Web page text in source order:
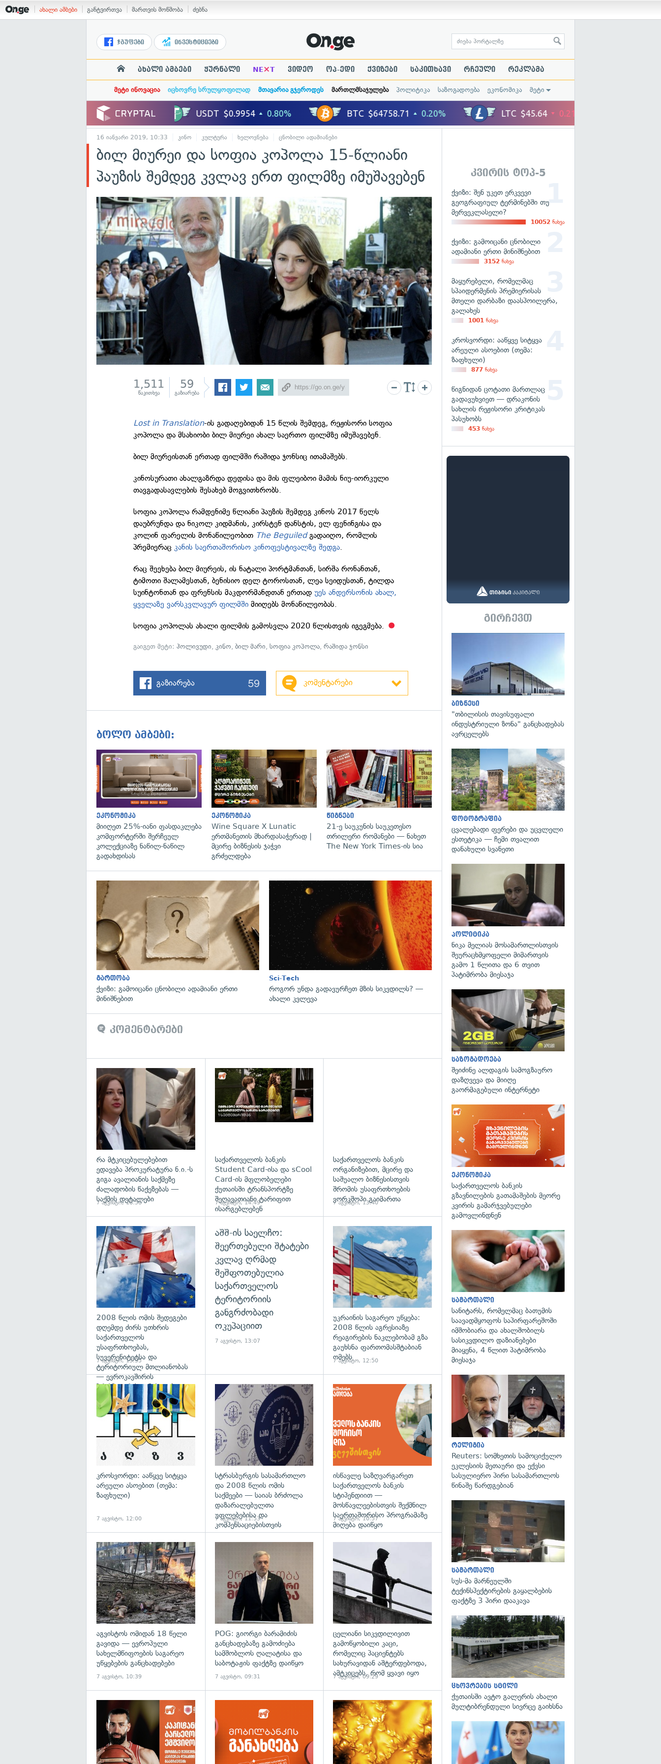
ახალი ამბები განტვირთვა მართვის მოწმობა ძებნა
ჯგუფები ინვესტიციები
ახალი ამბები ჟურნალი NE×T ვიდეო ოპ-ედი ქვიზები საკითხავი რჩეული რეკლამა
მეტი ინოვაცია იცხოვრე სრულყოფილად მთავარია გჯეროდეს მართლმსაჯულება პოლიტიკა საზოგადოება ეკონომიკა მეტი
16 იანვარი 2019, 10:33 კინო კულტურა ხელოვნება ცნობილი ადამიანები
ბილ მიურეი და სოფია კოპოლა 15-წლიანი
პაუზის შემდეგ კვლავ ერთ ფილმზე იმუშავებენ
1,511
წაკითხვა
59
გაზიარება
Lost in Translation-ის გადაღებიდან 15 წლის შემდეგ, რეჟისორი სოფია
კოპოლა და მსახიობი ბილ მიურეი ახალ საერთო ფილმზე იმუშავებენ.
ბილ მიურეისთან ერთად ფილმში რაშიდა ჯონსიც ითამაშებს.
კინოსურათი ახალგაზრდა დედისა და მის ფლეიბოი მამის ნიუ-იორკული
თავგადასავლების შესახებ მოგვითხრობს.
სოფია კოპოლა რამდენიმე წლიანი პაუზის შემდეგ კინოს 2017 წელს
დაუბრუნდა და ნიკოლ კიდმანის, კირსტენ დანსტის, ელ ფენინგისა და
კოლინ ფარელის მონაწილეობით The Beguiledგადაიღო, რომლის
პრემიერაცკანის საერთაშორისო კინოფესტივალზე შედგა.
რაც შეეხება ბილ მიურეის, ის ნატალი პორტმანთან, სირშა რონანთან,
ტიმოთი შალამესთან, ბენისიო დელ ტოროსთან, ლეა სეიდუსთან, ტილდა
სუინტონთან და ფრენსის მაკდორმანდთან ერთადუეს ანდერსონის ახალ,
ყველაზე ვარსკვლავურ ფილმში მიიღებს მონაწილეობას.
სოფია კოპოლას ახალი ფილმის გამოსვლა 2020 წლისთვის იგეგმება.
გაიგეთ მეტი:ჰოლივუდი,კინო,ბილ მარი,სოფია კოპოლა,რაშიდა ჯონსი
გაზიარება 59 კომენტარები
ბოლო ამბები:
ეკონომიკა
მიიღეთ 25%-იანი ფასდაკლება
კომფორტერში შერჩეულ
კოლექციაზე ნაწილ-ნაწილ
გადახდისას
ეკონომიკა
Wine Square X Lunatic
ერთმანეთის მხარდასაჭერად |
მცირე ბიზნესის ჯაჭვი
გრძელდება
გადახედვა
წიგნები
21-ე საუკუნის საუკეთესო
თრილერი რომანები — ნახეთ
The New York Times-ის სია
გართობა
ქვიზი: გამოიცანი ცნობილი ადამიანი ერთი
მინიშნებით
Sci-Tech
როგორ უნდა გადავურჩეთ მზის სიკვდილს? —
ახალი კვლევა
კომენტარები
გადახედვა
რა მტკიცებულებებით
ედავება პროკურატურა ნ.ი.-ს
გიგა ავალიანის საქმეზე
ძალადობის წაქეზებას —
საქმის დეტალები
7 აგვისტო, 16:50
საქართველოს ბანკის
Student Card-ისა და sCool
Card-ის მფლობელები
ქუთაისში ტრანსპორტზე
შეღავათიანი ტარიფით
ისარგებლებენ
7 აგვისტო, 14:49
საქართველოს ბანკის
ორგანიზებით, მცირე და
საშუალო ბიზნესისთვის
შრომის უსაფრთხოების
ვორკშოპი გაიმართა
7 აგვისტო, 13:40
გადახედვა
2008 წლის ომის შედეგები
დღემდე ძირს უთხრის
საქართველოს
უსაფრთხოებას,
სუვერენიტეტსა და
ტერიტორიულ მთლიანობას
— ევროკავშირის
პრესპიკერის განცხადება
7 აგვისტო, 13:35
აშშ-ის საელჩო:
შეერთებული შტატები
კვლავ ღრმად
შეშფოთებულია
საქართველოს
ტერიტორიის
განგრძობადი
ოკუპაციით
7 აგვისტო, 13:07
გადახედვა
უკრაინის საგარეო უწყება:
2008 წლის აგრესიაზე
რეაგირების ნაკლებობამ გზა
გაუხსნა ფართომასშტაბიან
ომებს
7 აგვისტო, 12:50
გადახედვა
კროსვორდი: ააწყვე სიტყვა
არეული ასოებით (თემა:
ზაფხული)
7 აგვისტო, 12:00
გადახედვა
სტრასბურგის სასამართლო
და 2008 წლის ომის
საქმეები — საიას ბრძოლა
დაზარალებულთა
უფლებებისა და
კომპენსაციებისთვის
7 აგვისტო, 11:53
ისწავლე საზღვარგარეთ
საქართველოს ბანკის
სტიპენდიით —
მოსწავლეებისთვის შექმნილ
საერთაშორისო პროგრამაზე
მიღება დაიწყო
7 აგვისტო, 10:57
აგვისტოს ომიდან 18 წელი
გავიდა — ევროპული
სახელმწიფოების საგარეო
უწყებების განცხადებები
7 აგვისტო, 10:39
POG: გიორგი ბარამიძის
განცხადებაზე გამოძიება
სამშობლოს ღალატისა და
საბოტაჟის ფაქტზე დაიწყო
7 აგვისტო, 09:31
გადახედვა
ცელიანი სიკვდილივით
გამოწყობილი კაცი,
რომელიც პაციენტებს
სახურავიდან აშტერდებოდა,
ამტკიცებს, რომ ყვავი იყო
7 აგვისტო, 09:29
გადახედვა
კვირის ტოპ-5
ქვიზი: შენ უკეთ ერკვევი
გეოგრაფიულ ტერმინებში თუ
მერვეკლასელი?
10052 ნახვა
ქვიზი: გამოიცანი ცნობილი
ადამიანი ერთი მინიშნებით
3152 ნახვა
მაყურებელი, რომელმაც
სპაიდერმენის პრემიერისას
მთელი დარბაზი დაასპოილერა,
გალახეს
1001 ნახვა
კროსვორდი: ააწყვე სიტყვა
არეული ასოებით (თემა:
ზაფხული)
877 ნახვა
წიგნიდან ცოტათი მართლაც
გადავუხვიეთ — დრაკონის
სახლის რეჟისორი კრიტიკას
პასუხობს
453 ნახვა
გირჩევთ
ბიზნესი
"თბილისის თავისუფალი
ინდუსტრიული ზონა" განცხადებას
ავრცელებს
ფოტოგრაფია
ცვალებადი ფერები და უცვლელი
ესთეტიკა — ჩემი თვალით
დანახული სვანეთი
პოლიტიკა
ნიკა მელიას მოსამართლისთვის
შეურაცხმყოფელი მიმართვის
გამო 1 წლითა და 6 თვით
პატიმრობა მიესაჯა
საზოგადოება
შეიძინე ალდაგის სამოგზაურო
დაზღვევა და მიიღე
გაორმაგებული ინტერნეტი
ეკონომიკა
საქართველოს ბანკის
გზავნილების გათამაშების მეორე
კვირის გამარჯვებულები
გამოვლინდნენ
სამართალი
სანიტარს, რომელმაც ბათუმის
საავადმყოფოს საპირფარეშოში
იმშობიარა და ახალშობილს
სასიკვდილო დაზიანებები
მიაყენა, 4 წლით პატიმრობა
მიესაჯა
რელიგია
Reuters: სომხეთის სამოციქულო
ეკლესიის მეთაური და ექვსი
სასულიერო პირი სასამართლოს
წინაშე წარდგებიან
სამართალი
სუს-მა მარნეულში
ტექინსპექტირების გაყალბების
ფაქტზე 3 პირი დააკავა
ცხოვრების სტილი
ქუთაისში ავტო გალერის ახალი
მულტიბრენდული სივრცე გაიხსნა